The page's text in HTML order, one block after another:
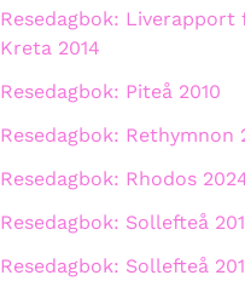
Resedagbok: Liverapport
Kreta 2014
Resedagbok: Piteå 2010
Resedagbok: Rethymnon
Resedagbok: Rhodos
Resedagbok: Sollefteå
Resedagbok: Sollefteå